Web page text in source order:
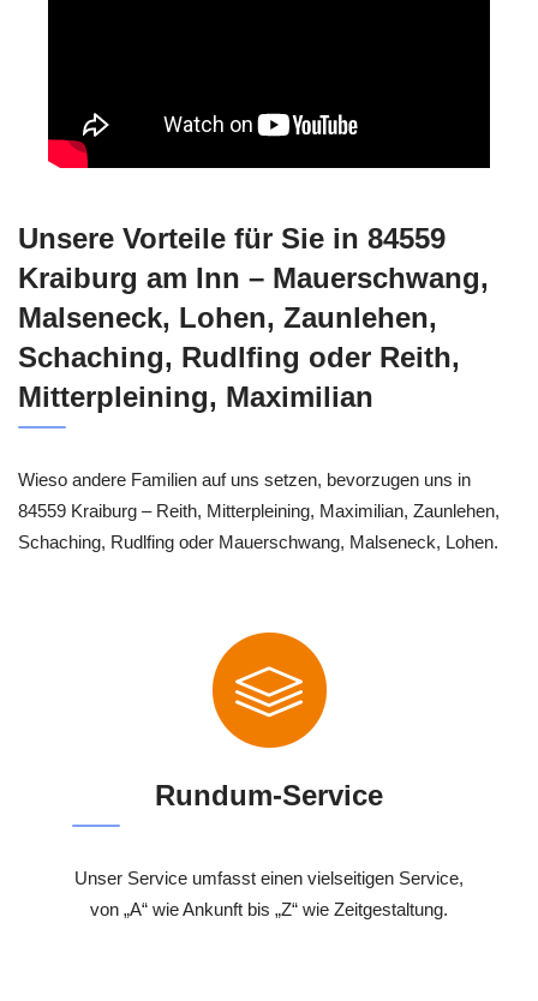
Unsere Vorteile für Sie in 84559
Kraiburg am Inn – Mauerschwang,
Malseneck, Lohen, Zaunlehen,
Schaching, Rudlfing oder Reith,
Mitterpleining, Maximilian
Wieso andere Familien auf uns setzen, bevorzugen uns in
84559 Kraiburg – Reith, Mitterpleining, Maximilian, Zaunlehen,
Schaching, Rudlfing oder Mauerschwang, Malseneck, Lohen.
Rundum-Service
Unser Service umfasst einen vielseitigen Service,
von „A“ wie Ankunft bis „Z“ wie Zeitgestaltung.